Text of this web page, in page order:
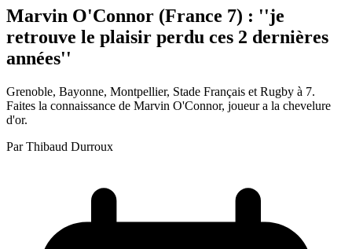
Marvin O'Connor (France 7) : ''je
retrouve le plaisir perdu ces 2 dernières
années''
Grenoble, Bayonne, Montpellier, Stade Français et Rugby à 7.
Faites la connaissance de Marvin O'Connor, joueur a la chevelure
d'or.
Par Thibaud Durroux